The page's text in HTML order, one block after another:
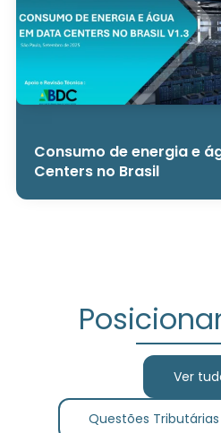
Consumo de energia e
Centers no Brasil
Ver
Questões